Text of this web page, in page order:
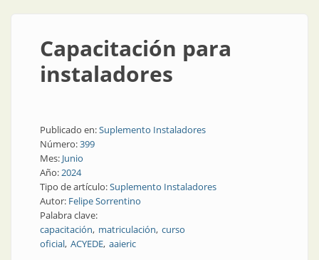
Capacitación para
instaladores
Publicado en:Suplemento Instaladores
Número:399
Mes: Junio
Año:2024
Tipo de artículo:Suplemento Instaladores
Autor: Felipe Sorrentino
Palabra clave:
capacitación matriculación curso
oficial ACYEDE aaieric